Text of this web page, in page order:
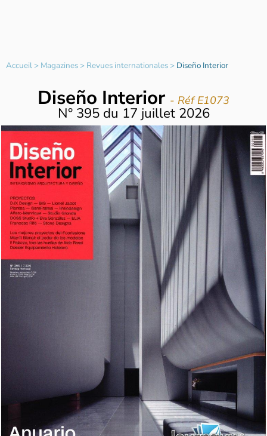
Accueil> Magazines> Revues internationales> Diseño Interior
Diseño Interior - Réf E1073
N° 395du 17 juillet 2026